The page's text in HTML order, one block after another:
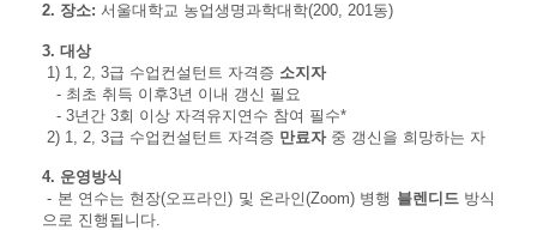
2. 장소: 서울대학교 농업생명과학대학(200, 201동)
3. 대상
1) 1, 2, 3급 수업컨설턴트 자격증 소지자
- 최초 취득 이후3년 이내 갱신 필요
- 3년간 3회 이상 자격유지연수 참여 필수*
2) 1, 2, 3급 수업컨설턴트 자격증 만료자​ 중 갱신을 희망하는 자
4. 운영방식
- 본 연수는 현장(오프라인) 및 온라인(Zoom) 병행 블렌디드방식
으로 진행됩니다.